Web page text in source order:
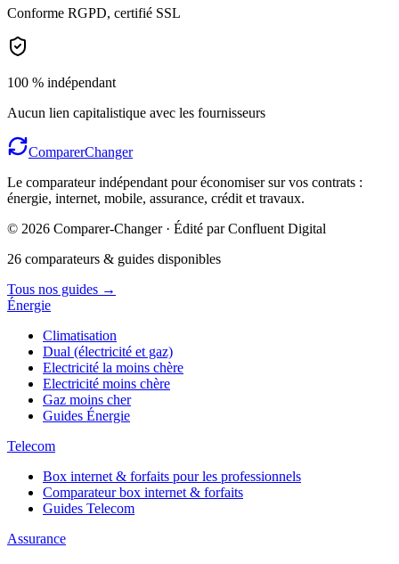
Conforme RGPD, certifié SSL
100 % indépendant
Aucun lien capitalistique avec les fournisseurs
ComparerChanger
Le comparateur indépendant pour économiser sur vos contrats :
énergie, internet, mobile, assurance, crédit et travaux.
© 2026 Comparer-Changer · Édité par Confluent Digital
26 comparateurs & guides disponibles
Tous nos guides →
Énergie
Climatisation
Dual (électricité et gaz)
Electricité la moins chère
Electricité moins chère
Gaz moins cher
Guides Énergie
Telecom
Box internet & forfaits pour les professionnels
Comparateur box internet & forfaits
Guides Telecom
Assurance